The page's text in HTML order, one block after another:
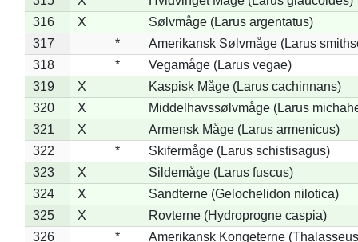
316
X
Sølvmåge (Larus argentatus)
317
*
Amerikansk Sølvmåge (Larus
318
*
Vegamåge (Larus vegae)
319
X
Kaspisk Måge (Larus cachinnans)
320
X
Middelhavssølvmåge (Larus
321
X
Armensk Måge (Larus armenicus)
322
*
Skifermåge (Larus schistisagus)
323
X
Sildemåge (Larus fuscus)
324
X
Sandterne (Gelochelidon nilotica)
325
X
Rovterne (Hydroprogne caspia)
326
*
Amerikansk Kongeterne